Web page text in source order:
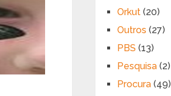
Orkut (20)
Outros (27)
PBS (13)
Pesquisa (2)
Procura (49)